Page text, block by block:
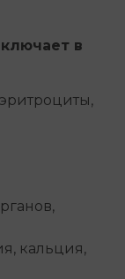
в
кальция,